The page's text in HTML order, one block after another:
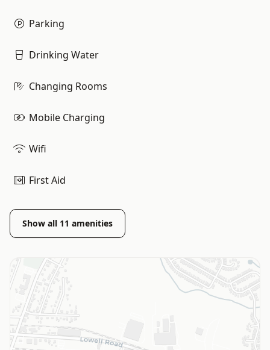
Parking
Drinking Water
Changing Rooms
Mobile Charging
Wifi
First Aid
Show all 11 amenities